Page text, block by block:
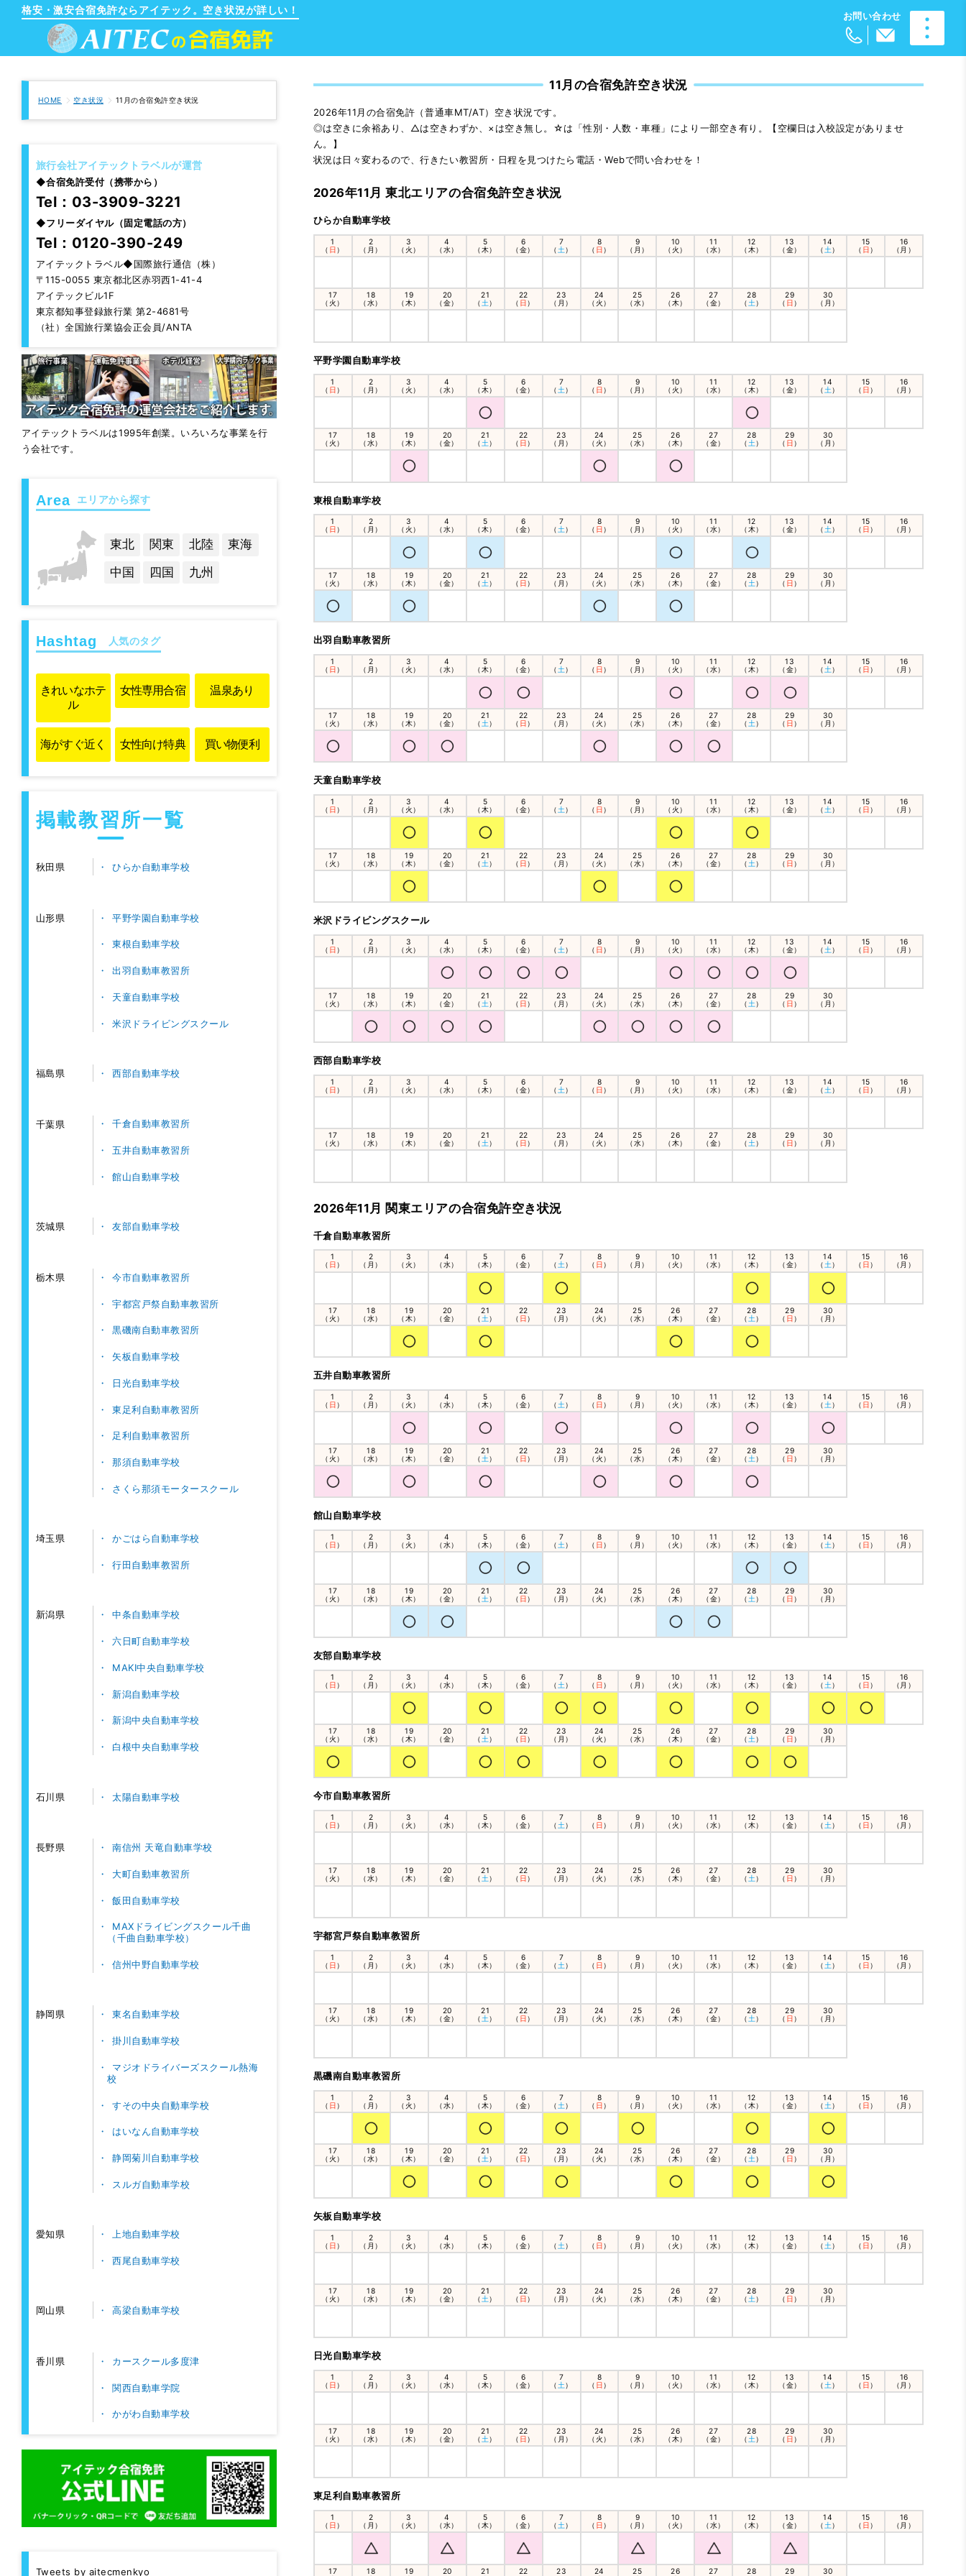
格安・激安合宿免許ならアイテック。空き状況が詳しい！
11月の合宿免許空き状況
2026年11月の合宿免許（普通車MT/AT）空き状況です。
◎は空きに余裕あり、△は空きわずか、×は空き無し。☆は「性別・人数・車種」により一部空き有り。【空欄日は入校設定がありませ
ん。】
状況は日々変わるので、行きたい教習所・日程を見つけたら電話・Webで問い合わせを！
2026年11月 東北エリアの合宿免許空き状況
ひらか自動車学校
1
（ 日）
2
（月）
3
（火）
4
（水）
5
（木）
6
（金）
7
（ 土）
8
（ 日）
9
（月）
10
（火）
11
（水）
12
（木）
13
（金）
14
（ 土）
15
（ 日）
16
（月）
17
（火）
18
（水）
19
（木）
20
（金）
21
（ 土）
22
（ 日 ）
23
（月）
24
（火）
25
（水）
26
（木）
27
（金）
28
（ 土）
29
（ 日 ）
30
（月）
平野学園自動車学校
1
（ 日）
2
（月）
3
（火）
4
（水）
5
（木）
6
（金）
7
（ 土）
8
（ 日）
9
（月）
10
（火）
11
（水）
12
（木）
13
（金）
14
（ 土）
15
（ 日）
16
（月）
17
（火）
18
（水）
19
（木）
20
（金）
21
（ 土）
22
（ 日）
23
（月）
24
（火）
25
（水）
26
（木）
27
（金）
28
（ 土）
29
（ 日）
30
（月）
東根自動車学校
1
（ 日 ）
2
（月）
3
（火）
4
（水）
5
（木）
6
（金）
7
（ 土）
8
（ 日 ）
9
（月）
10
（火）
11
（水）
12
（木）
13
（金）
14
（ 土）
15
（ 日 ）
16
（月）
17
（火）
18
（水）
19
（木）
20
（金）
21
（ 土）
22
（ 日）
23
（月）
24
（火）
25
（水）
26
（木）
27
（金）
28
（ 土）
29
（ 日）
30
（月）
出羽自動車教習所
1
（ 日 ）
2
（月）
3
（火）
4
（水）
5
（木）
6
（金）
7
（ 土）
8
（ 日 ）
9
（月）
10
（火）
11
（水）
12
（木）
13
（金）
14
（ 土）
15
（ 日 ）
16
（月）
17
（火）
18
（水）
19
（木）
20
（金）
21
（ 土）
22
（ 日）
23
（月）
24
（火）
25
（水）
26
（木）
27
（金）
28
（ 土）
29
（ 日）
30
（月）
天童自動車学校
1
（ 日）
2
（月）
3
（火）
4
（水）
5
（木）
6
（金）
7
（ 土）
8
（ 日）
9
（月）
10
（火）
11
（水）
12
（木）
13
（金）
14
（ 土）
15
（ 日）
16
（月）
17
（火）
18
（水）
19
（木）
20
（金）
21
（ 土）
22
（ 日）
23
（月）
24
（火）
25
（水）
26
（木）
27
（金）
28
（ 土）
29
（ 日）
30
（月）
米沢ドライビングスクール
1
（ 日）
2
（月）
3
（火）
4
（水）
5
（木）
6
（金）
7
（ 土）
8
（ 日）
9
（月）
10
（火）
11
（水）
12
（木）
13
（金）
14
（ 土）
15
（ 日）
16
（月）
17
（火）
18
（水）
19
（木）
20
（金）
21
（ 土）
22
（ 日）
23
（月）
24
（火）
25
（水）
26
（木）
27
（金）
28
（ 土）
29
（ 日）
30
（月）
西部自動車学校
1
（ 日）
2
（月）
3
（火）
4
（水）
5
（木）
6
（金）
7
（ 土）
8
（ 日）
9
（月）
10
（火）
11
（水）
12
（木）
13
（金）
14
（ 土）
15
（ 日）
16
（月）
17
（火）
18
（水）
19
（木）
20
（金）
21
（ 土）
22
（ 日 ）
23
（月）
24
（火）
25
（水）
26
（木）
27
（金）
28
（ 土）
29
（ 日 ）
30
（月）
2026年11月 関東エリアの合宿免許空き状況
千倉自動車教習所
1
（ 日 ）
2
（月）
3
（火）
4
（水）
5
（木）
6
（金）
7
（土）
8
（ 日 ）
9
（月）
10
（火）
11
（水）
12
（木）
13
（金）
14
（土）
15
（ 日 ）
16
（月）
17
（火）
18
（水）
19
（木）
20
（金）
21
（ 土）
22
（ 日）
23
（月）
24
（火）
25
（水）
26
（木）
27
（金）
28
（ 土）
29
（ 日）
30
（月）
五井自動車教習所
1
（ 日 ）
2
（月）
3
（火）
4
（水）
5
（木）
6
（金）
7
（ 土）
8
（ 日 ）
9
（月）
10
（火）
11
（水）
12
（木）
13
（金）
14
（ 土）
15
（ 日 ）
16
（月）
17
（火）
18
（水）
19
（木）
20
（金）
21
（ 土）
22
（ 日）
23
（月）
24
（火）
25
（水）
26
（木）
27
（金）
28
（ 土）
29
（ 日）
30
（月）
館山自動車学校
1
（ 日 ）
2
（月）
3
（火）
4
（水）
5
（木）
6
（金）
7
（ 土）
8
（ 日 ）
9
（月）
10
（火）
11
（水）
12
（木）
13
（金）
14
（ 土）
15
（ 日 ）
16
（月）
17
（火）
18
（水）
19
（木）
20
（金）
21
（ 土）
22
（ 日）
23
（月）
24
（火）
25
（水）
26
（木）
27
（金）
28
（ 土）
29
（ 日）
30
（月）
友部自動車学校
1
（ 日）
2
（月）
3
（火）
4
（水）
5
（木）
6
（金）
7
（ 土）
8
（ 日）
9
（月）
10
（火）
11
（水）
12
（木）
13
（金）
14
（ 土）
15
（ 日）
16
（月）
17
（火）
18
（水）
19
（木）
20
（金）
21
（ 土）
22
（ 日）
23
（月）
24
（火）
25
（水）
26
（木）
27
（金）
28
（ 土）
29
（ 日）
30
（月）
今市自動車教習所
1
（ 日）
2
（月）
3
（火）
4
（水）
5
（木）
6
（金）
7
（ 土）
8
（ 日）
9
（月）
10
（火）
11
（水）
12
（木）
13
（金）
14
（ 土）
15
（ 日）
16
（月）
17
（火）
18
（水）
19
（木）
20
（金）
21
（土）
22
（ 日 ）
23
（月）
24
（火）
25
（水）
26
（木）
27
（金）
28
（土）
29
（ 日 ）
30
（月）
宇都宮戸祭自動車教習所
1
（ 日）
2
（月）
3
（火）
4
（水）
5
（木）
6
（金）
7
（ 土）
8
（ 日）
9
（月）
10
（火）
11
（水）
12
（木）
13
（金）
14
（ 土）
15
（ 日）
16
（月）
17
（火）
18
（水）
19
（木）
20
（金）
21
（ 土）
22
（ 日 ）
23
（月）
24
（火）
25
（水）
26
（木）
27
（金）
28
（ 土）
29
（ 日 ）
30
（月）
黒磯南自動車教習所
1
（ 日）
2
（月）
3
（火）
4
（水）
5
（木）
6
（金）
7
（ 土）
8
（ 日）
9
（月）
10
（火）
11
（水）
12
（木）
13
（金）
14
（ 土）
15
（ 日）
16
（月）
17
（火）
18
（水）
19
（木）
20
（金）
21
（ 土）
22
（ 日）
23
（月）
24
（火）
25
（水）
26
（木）
27
（金）
28
（ 土）
29
（ 日）
30
（月）
矢板自動車学校
1
（ 日）
2
（月）
3
（火）
4
（水）
5
（木）
6
（金）
7
（ 土）
8
（ 日）
9
（月）
10
（火）
11
（水）
12
（木）
13
（金）
14
（ 土）
15
（ 日）
16
（月）
17
（火）
18
（水）
19
（木）
20
（金）
21
（ 土）
22
（ 日）
23
（月）
24
（火）
25
（水）
26
（木）
27
（金）
28
（ 土）
29
（ 日）
30
（月）
日光自動車学校
1
（ 日 ）
2
（月）
3
（火）
4
（水）
5
（木）
6
（金）
7
（ 土）
8
（ 日 ）
9
（月）
10
（火）
11
（水）
12
（木）
13
（金）
14
（ 土）
15
（ 日 ）
16
（月）
17
（火）
18
（水）
19
（木）
20
（金）
21
（ 土）
22
（ 日）
23
（月）
24
（火）
25
（水）
26
（木）
27
（金）
28
（ 土）
29
（ 日）
30
（月）
東足利自動車教習所
1
（ 日 ）
2
（月）
3
（火）
4
（水）
5
（木）
6
（金）
7
（ 土）
8
（ 日 ）
9
（月）
10
（火）
11
（水）
12
（木）
13
（金）
14
（ 土）
15
（ 日 ）
16
（月）
17
18
19
20
21
22
23
24
25
26
27
28
29
30
HOME 空き状況 11月の合宿免許空き状況
旅行会社アイテックトラベルが運営
◆合宿免許受付（携帯から）
Tel：03-3909-3221
◆フリーダイヤル（固定電話の方）
Tel：0120-390-249
アイテックトラベル◆国際旅行通信（株）
〒115-0055 東京都北区赤羽西1-41-4
アイテックビル1F
東京都知事登録旅行業 第2-4681号
（社）全国旅行業協会正会員/ANTA
アイテックトラベルは1995年創業。いろいろな事業を行
う会社です。
エリアから探す
東北 関東 北陸
東海
中国
四国 九州
人気のタグ
きれいなホテ
ル
女性専用合宿 温泉あり
海がすぐ近く 女性向け特典 買い物便利
掲載教習所一覧
秋田県 ひらか自動車学校
山形県 平野学園自動車学校
東根自動車学校
出羽自動車教習所
天童自動車学校
米沢ドライビングスクール
福島県 西部自動車学校
千葉県 千倉自動車教習所
五井自動車教習所
館山自動車学校
茨城県 友部自動車学校
栃木県 今市自動車教習所
宇都宮戸祭自動車教習所
黒磯南自動車教習所
矢板自動車学校
日光自動車学校
東足利自動車教習所
足利自動車教習所
那須自動車学校
さくら那須モータースクール
埼玉県 かごはら自動車学校
行田自動車教習所
新潟県 中条自動車学校
六日町自動車学校
MAKI中央自動車学校
新潟自動車学校
新潟中央自動車学校
白根中央自動車学校
石川県 太陽自動車学校
長野県 南信州 天竜自動車学校
大町自動車教習所
飯田自動車学校
MAXドライビングスクール千曲
（千曲自動車学校）
信州中野自動車学校
静岡県 東名自動車学校
掛川自動車学校
マジオドライバーズスクール熱海
校
すその中央自動車学校
はいなん自動車学校
静岡菊川自動車学校
スルガ自動車学校
愛知県 上地自動車学校
西尾自動車学校
岡山県 高梁自動車学校
香川県 カースクール多度津
関西自動車学院
かがわ自動車学校
Tweets by aitecmenkyo